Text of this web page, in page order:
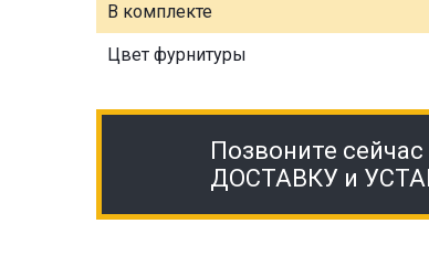
В комплекте
Цвет фурнитуры
Позвоните сейчас
ДОСТАВКУ и